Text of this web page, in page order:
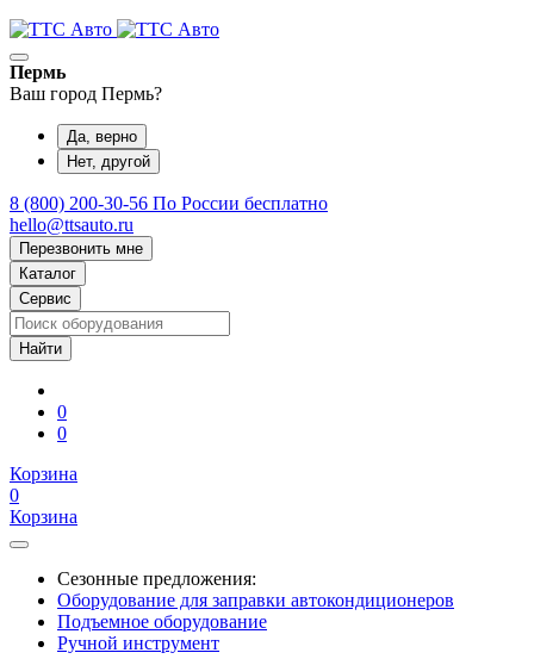
Пермь
Ваш город Пермь?
Да, верно
Нет, другой
8 (800) 200-30-56 По России бесплатно
hello@ttsauto.ru
Перезвонить мне
Каталог
Сервис
0
0
Корзина
0
Корзина
Сезонные предложения:
Оборудование для заправки автокондиционеров
Подъемное оборудование
Ручной инструмент